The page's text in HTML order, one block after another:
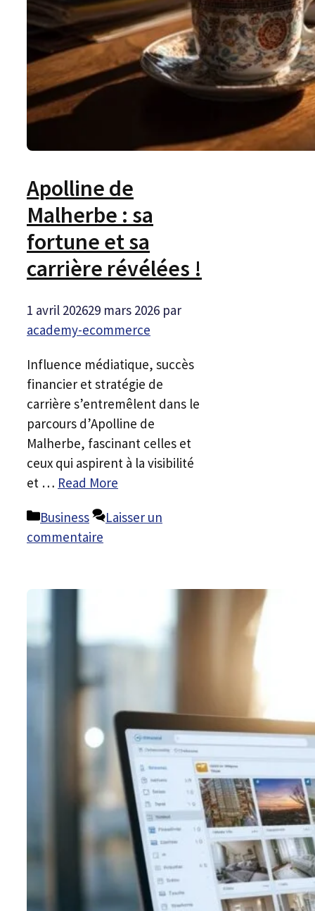
Apolline de
Malherbe : sa
fortune et sa
carrière révélées !
1 avril 202629 mars 2026 par
academy-ecommerce
Influence médiatique, succès
financier et stratégie de
carrière s’entremêlent dans le
parcours d’Apolline de
Malherbe, fascinant celles et
ceux qui aspirent à la visibilité
et … Read More
Catégories
Business
Laisser un
commentaire